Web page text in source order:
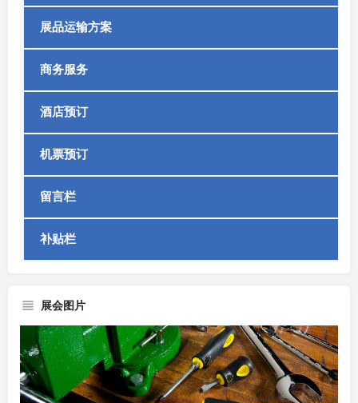
展品运输方案
商务服务
酒店预订
机票预订
留言栏
补贴栏
展会图片